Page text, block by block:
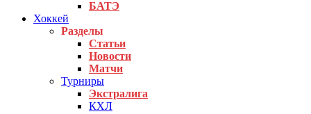
БАТЭ
Хоккей
Разделы
Статьи
Новости
Матчи
Турниры
Экстралига
КХЛ